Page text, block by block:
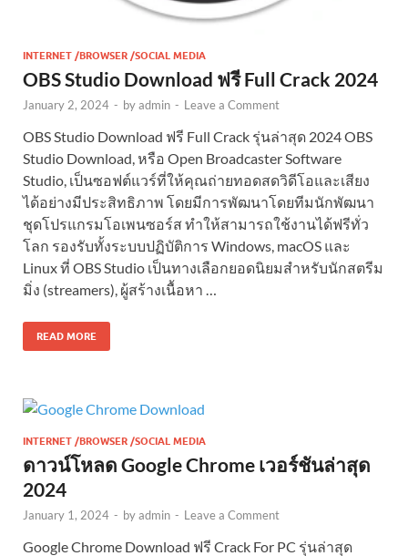
INTERNET /BROWSER /SOCIAL MEDIA
OBS Studio Download ฟรี Full Crack 2024
January 2, 2024 - byadmin - Leave a Comment
OBS Studio Download ฟรี Full Crack รุ่นล่าสุด 2024 OBS
Studio Download, หรือ Open Broadcaster Software
Studio, เป็นซอฟต์แวร์ที่ให้คุณถ่ายทอดสดวิดีโอและเสียง
ได้อย่างมีประสิทธิภาพ โดยมีการพัฒนาโดยทีมนักพัฒนา
ชุดโปรแกรมโอเพนซอร์ส ทำให้สามารถใช้งานได้ฟรีทั่ว
โลก รองรับทั้งระบบปฏิบัติการ Windows, macOS และ
Linux ที่ OBS Studio เป็นทางเลือกยอดนิยมสำหรับนักสตรีม
มิ่ง (streamers), ผู้สร้างเนื้อหา …
READ MORE
INTERNET /BROWSER /SOCIAL MEDIA
ดาวน์โหลด Google Chrome เวอร์ชันล่าสุด
2024
January 1, 2024 - byadmin - Leave a Comment
Google Chrome Download ฟรี Crack For PC รุ่นล่าสุด